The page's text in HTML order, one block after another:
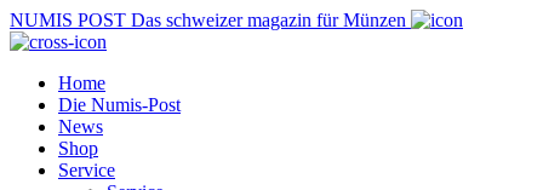
NUMIS POST Das schweizer magazin für Münzen
Home
Die Numis-Post
News
Shop
Service